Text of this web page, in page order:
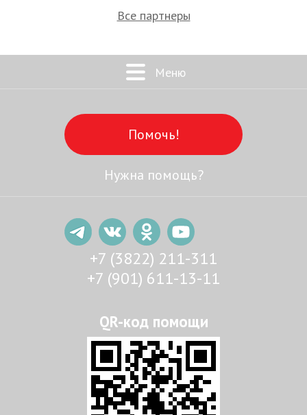
Все партнеры
Меню
Помочь!
Нужна помощь?
+7 (3822) 211-311
+7 (901) 611-13-11